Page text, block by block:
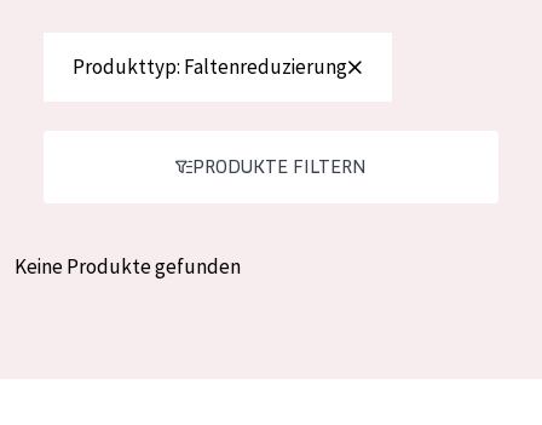
Tagescreme
Produkttyp: Faltenreduzierung
PRODUKTE FILTERN
Keine Produkte gefunden